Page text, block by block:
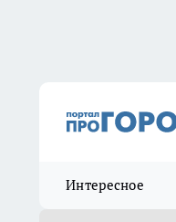
Интересное